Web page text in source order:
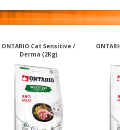
ONTARIO Cat Sensitive /
Derma (2Kg)